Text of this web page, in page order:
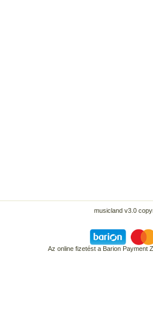
musicland v3.0
Az online fizetést a Barion Payment